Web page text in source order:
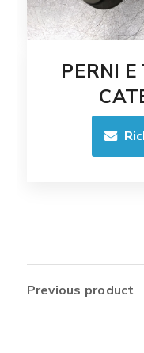
PERNI
Previous product